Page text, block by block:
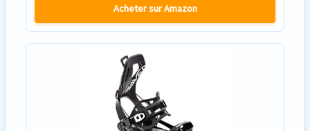
Acheter sur Amazon